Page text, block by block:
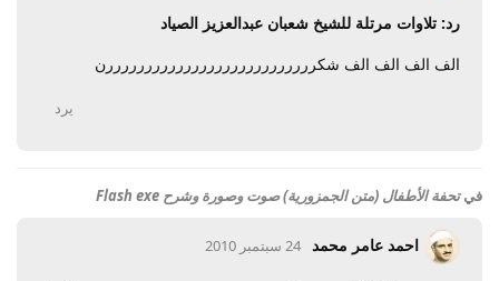
رد: تلاوات مرتلة للشيخ شعبان عبدالعزيز الصياد
الف الف الف الف شكرررررررررررررررررررررررررررن
يرد
فيتحفة الأطفال (متن الجمزورية) صوت وصورة وشرح Flash exe
احمد عامر محمد 24 سبتمبر 2010